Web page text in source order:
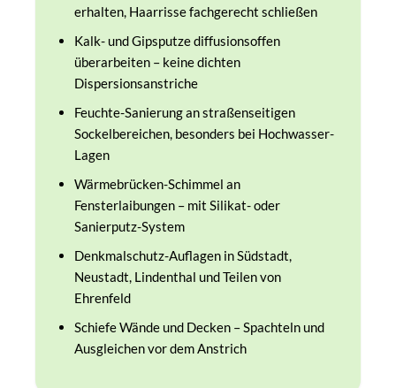
erhalten, Haarrisse fachgerecht schließen
Kalk- und Gipsputze diffusionsoffen
überarbeiten – keine dichten
Dispersionsanstriche
Feuchte-Sanierung an straßenseitigen
Sockelbereichen, besonders bei Hochwasser-
Lagen
Wärmebrücken-Schimmel an
Fensterlaibungen – mit Silikat- oder
Sanierputz-System
Denkmalschutz-Auflagen in Südstadt,
Neustadt, Lindenthal und Teilen von
Ehrenfeld
Schiefe Wände und Decken – Spachteln und
Ausgleichen vor dem Anstrich